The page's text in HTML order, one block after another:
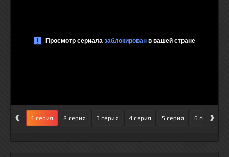
‹ 1 серия 2 серия 3 серия 4 серия 5 серия 6 серия
›